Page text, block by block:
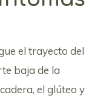
el trayecto del
baja de la
el glúteo y